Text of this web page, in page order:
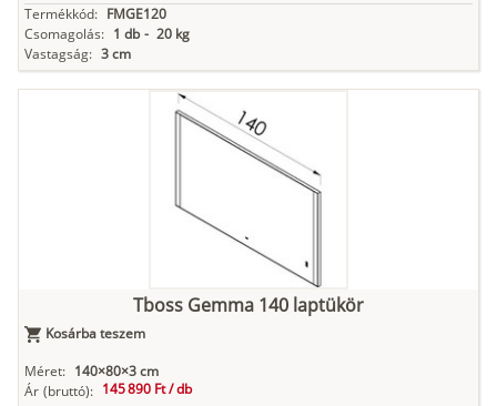
Termékkód: FMGE120
Csomagolás: 1 db - 20 kg
Vastagság: 3 cm
Tboss Gemma 140 laptükör
Kosárba teszem
Méret: 140×80×3 cm
Ár (bruttó): 145 890 Ft /db